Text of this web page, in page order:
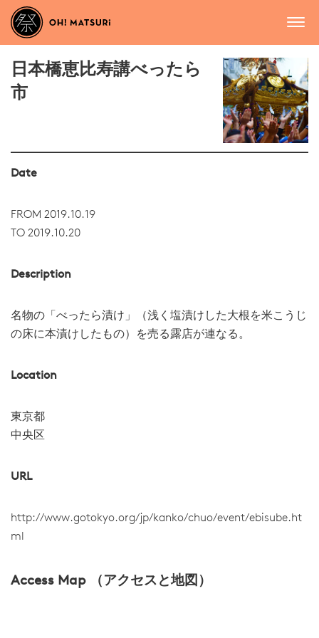
日本橋恵比寿講べったら
市
Date
FROM 2019.10.19
TO 2019.10.20
Description
名物の「べったら漬け」（浅く塩漬けした大根を米こうじ
の床に本漬けしたもの）を売る露店が連なる。
Location
東京都
中央区
URL
http://www.gotokyo.org/jp/kanko/chuo/event/ebisube.ht
ml
Access Map （アクセスと地図）